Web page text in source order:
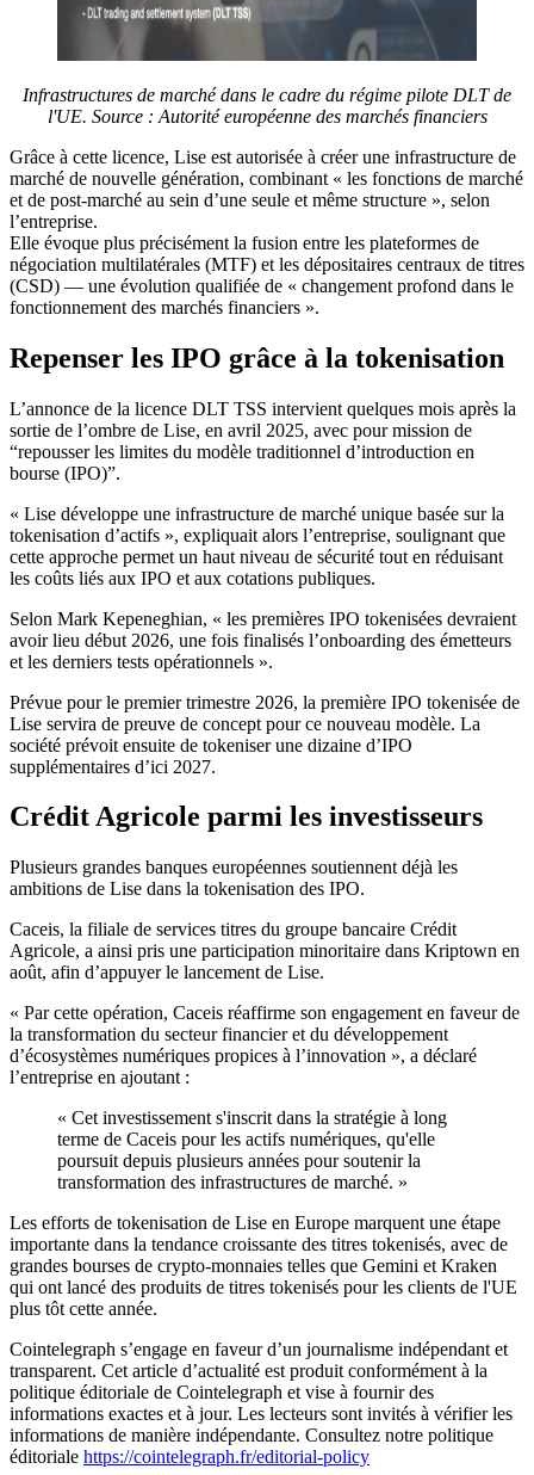
Infrastructures de marché dans le cadre du régime pilote DLT de
l'UE. Source : Autorité européenne des marchés financiers
Grâce à cette licence, Lise est autorisée à créer une infrastructure de
marché de nouvelle génération, combinant « les fonctions de marché
et de post-marché au sein d’une seule et même structure », selon
l’entreprise.
Elle évoque plus précisément la fusion entre les plateformes de
négociation multilatérales (MTF) et les dépositaires centraux de titres
(CSD) — une évolution qualifiée de « changement profond dans le
fonctionnement des marchés financiers ».
Repenser les IPO grâce à la tokenisation
L’annonce de la licence DLT TSS intervient quelques mois après la
sortie de l’ombre de Lise, en avril 2025, avec pour mission de
“repousser les limites du modèle traditionnel d’introduction en
bourse (IPO)”.
« Lise développe une infrastructure de marché unique basée sur la
tokenisation d’actifs », expliquait alors l’entreprise, soulignant que
cette approche permet un haut niveau de sécurité tout en réduisant
les coûts liés aux IPO et aux cotations publiques.
Selon Mark Kepeneghian, « les premières IPO tokenisées devraient
avoir lieu début 2026, une fois finalisés l’onboarding des émetteurs
et les derniers tests opérationnels ».
Prévue pour le premier trimestre 2026, la première IPO tokenisée de
Lise servira de preuve de concept pour ce nouveau modèle. La
société prévoit ensuite de tokeniser une dizaine d’IPO
supplémentaires d’ici 2027.
Crédit Agricole parmi les investisseurs
Plusieurs grandes banques européennes soutiennent déjà les
ambitions de Lise dans la tokenisation des IPO.
Caceis, la filiale de services titres du groupe bancaire Crédit
Agricole, a ainsi pris une participation minoritaire dans Kriptown en
août, afin d’appuyer le lancement de Lise.
« Par cette opération, Caceis réaffirme son engagement en faveur de
la transformation du secteur financier et du développement
d’écosystèmes numériques propices à l’innovation », a déclaré
l’entreprise en ajoutant :
« Cet investissement s'inscrit dans la stratégie à long
terme de Caceis pour les actifs numériques, qu'elle
poursuit depuis plusieurs années pour soutenir la
transformation des infrastructures de marché. »
Les efforts de tokenisation de Lise en Europe marquent une étape
importante dans la tendance croissante des titres tokenisés, avec de
grandes bourses de crypto-monnaies telles que Gemini et Kraken
qui ont lancé des produits de titres tokenisés pour les clients de l'UE
plus tôt cette année.
Cointelegraph s’engage en faveur d’un journalisme indépendant et
transparent. Cet article d’actualité est produit conformément à la
politique éditoriale de Cointelegraph et vise à fournir des
informations exactes et à jour. Les lecteurs sont invités à vérifier les
informations de manière indépendante. Consultez notre politique
éditoriale https://cointelegraph.fr/editorial-policy